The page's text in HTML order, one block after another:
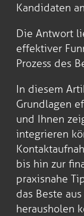
Kandidaten
Die Antwort
effektiver
Prozess des
In diesem
Grundlagen
und Ihnen
integrieren
bis hin zur
praxisnahe
das Beste
herausholen